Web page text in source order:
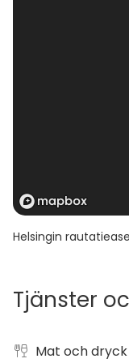
Helsingin
Tjänster
Mat och dryck